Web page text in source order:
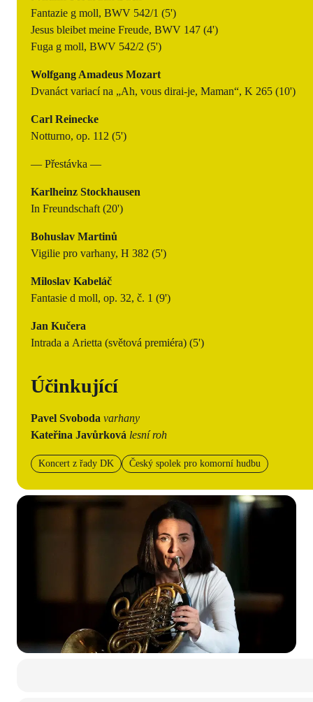
Fantazie g moll, BWV 542/1 (5')
Jesus bleibet meine Freude, BWV 147 (4')
Fuga g moll, BWV 542/2 (5')
Wolfgang Amadeus Mozart
Dvanáct variací na „Ah, vous dirai-je, Maman“, K 265 (10')
Carl Reinecke
Notturno, op. 112 (5')
— Přestávka —
Karlheinz Stockhausen
In Freundschaft (20')
Bohuslav Martinů
Vigilie pro varhany, H 382 (5')
Miloslav Kabeláč
Fantasie d moll, op. 32, č. 1 (9')
Jan Kučera
Intrada a Arietta (světová premiéra) (5')
Účinkující
Pavel Svoboda varhany
Kateřina Javůrková lesní roh
Koncert z řady DK Český spolek pro komorní hudbu